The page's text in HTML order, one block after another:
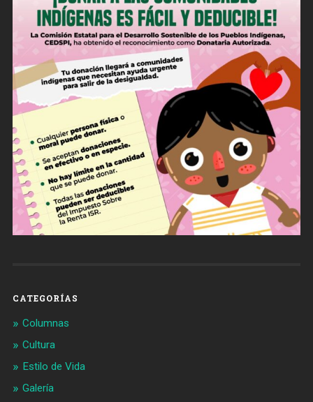
CATEGORÍAS
Columnas
Cultura
Estilo de Vida
Galería